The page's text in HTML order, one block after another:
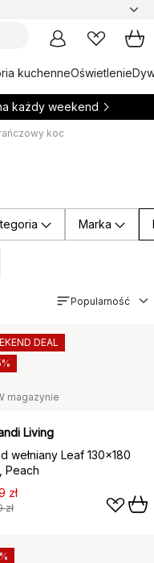
kuchenneOświetlenie
każdy weekend
koc
Marka
Popularność
magazynie
Living
wełniany Leaf 130x180
Peach
zł
zł
DEAL